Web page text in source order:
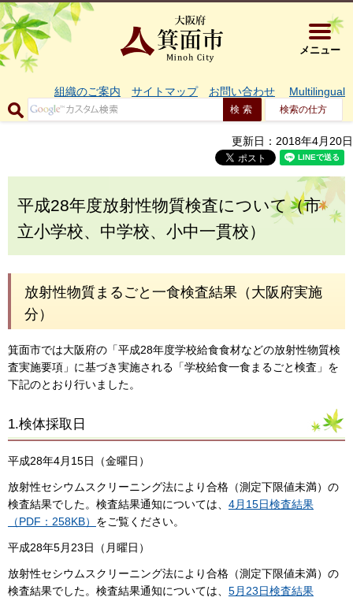
大阪府箕
メニュー
組織のご案内 サイトマップ お問い合わせ Multilingual
検索の仕方
更新日：2018年4月20日
平成28年度放射性物質検査について（市
立小学校、中学校、小中一貫校）
放射性物質まるごと一食検査結果（大阪府実施
分）
箕面市では大阪府の「平成28年度学校給食食材などの放射性物質検
査実施要項」に基づき実施される「学校給食一食まるごと検査」を
下記のとおり行いました。
1.検体採取日
平成28年4月15日（金曜日）
放射性セシウムスクリーニング法により合格（測定下限値未満）の
検査結果でした。検査結果通知については、 4月15日検査結果
（PDF：258KB） をご覧ください。
平成28年5月23日（月曜日）
放射性セシウムスクリーニング法により合格（測定下限値未満）の
検査結果でした。検査結果通知については、 5月23日検査結果